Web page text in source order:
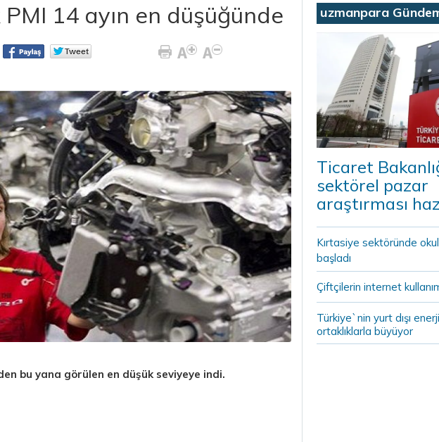
14 ayın en düşüğünde
bu yana görülen en düşük seviyeye indi.
uzmanpara
Ticaret
sektörel pazar
araştırması
Kırtasiye sektöründe
başladı
Çiftçilerin internet
Türkiye`nin yurt dışı
ortaklıklarla büyüyor